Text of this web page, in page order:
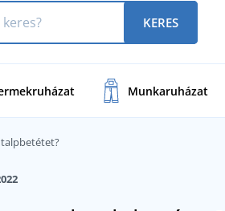
KERES
Munkaruházat